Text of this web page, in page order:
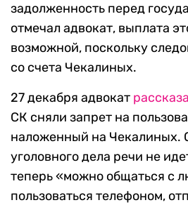
задолженность перед
отмечал адвокат, выплата
возможной, поскольку
со счета Чекалиных.
27 декабря адвокат
СК сняли запрет на
наложенный на Чекалиных.
уголовного дела речи не
теперь «можно общаться с
пользоваться телефоном,